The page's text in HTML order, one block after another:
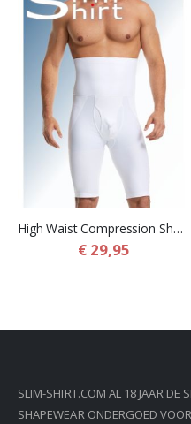
High Waist Compression Shorts – Corrigerende Shapewear Shorts voor Mannen
€ 29,95
SLIM-SHIRT.COM AL 18 JAAR DE
SHAPEWEAR ONDERGOED